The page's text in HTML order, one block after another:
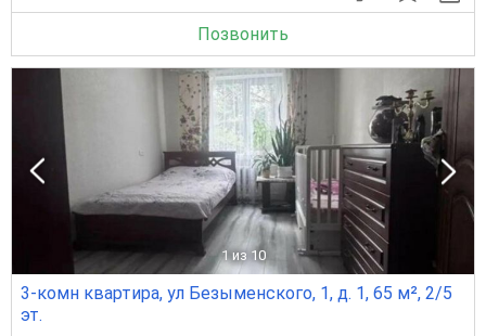
Позвонить
1 из 10
3-комн квартира, ул Безыменского, 1, д. 1, 65 м², 2/5
эт.